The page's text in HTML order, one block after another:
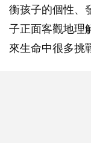
衡孩子的個性、
子正面客觀地理
來生命中很多挑